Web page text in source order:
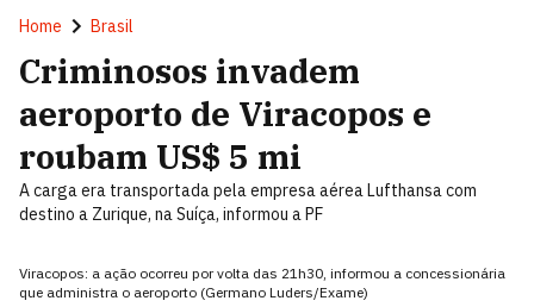
Home Brasil
Criminosos invadem
aeroporto de Viracopos e
roubam US$ 5 mi
A carga era transportada pela empresa aérea Lufthansa com
destino a Zurique, na Suíça, informou a PF
Viracopos: a ação ocorreu por volta das 21h30, informou a concessionária
que administra o aeroporto (Germano Luders/Exame)